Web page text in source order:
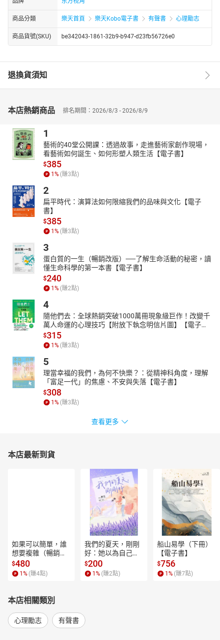
商品分類 樂天首頁 樂天Kobo電子書 有聲書 心理勵志
商品貨號(SKU) be342043-1861-32b9-b947-d23fb56726e0
退換貨須知
本店熱銷商品 排名期間：2026/8/3 - 2026/8/9
1
藝術的40堂公開課：透過故事，走進藝術家創作現場，
看藝術如何誕生、如何形塑人類生活【電子書】
$385
1% (賺3點)
2
扁平時代：演算法如何限縮我們的品味與文化【電子
書】
$385
1% (賺3點)
3
蛋白質的一生（暢銷改版）──了解生命活動的秘密，讀
懂生命科學的第一本書【電子書】
$240
1% (賺2點)
4
隨他們去：全球熱銷突破1000萬冊現象級巨作！改變千
萬人命運的心理技巧【附放下執念明信片圖】【電子
書】
$315
1% (賺3點)
5
理當幸福的我們，為何不快樂？：從精神科角度，理解
「富足一代」的焦慮、不安與失落【電子書】
$308
1% (賺3點)
查看更多
本店最新到貨
如果可以簡單，誰
想要複雜（暢銷經
典新編版）【電子
書】
$480
1 % (賺4點)
我們的夏天，剛剛
好：她以為自己只
是逃離一段失敗的
愛，卻在薰衣草盛
開的山裡，重新學
$200
1 % (賺2點)
船山易學（下冊）
【電子書】
$756
1 % (賺7點)
本店相關類別
心理勵志 有聲書